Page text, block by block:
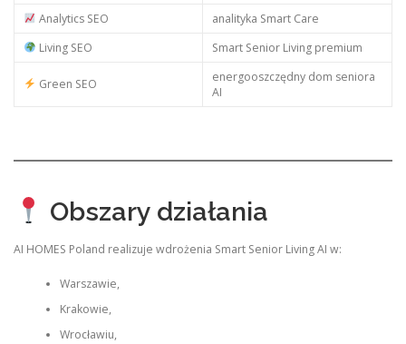
Analytics SEO
analityka Smart Care
Living SEO
Smart Senior Living premium
Green SEO
energooszczędny dom seniora
AI
Obszary działania
AI HOMES Poland realizuje wdrożenia Smart Senior Living AI w:
Warszawie,
Krakowie,
Wrocławiu,